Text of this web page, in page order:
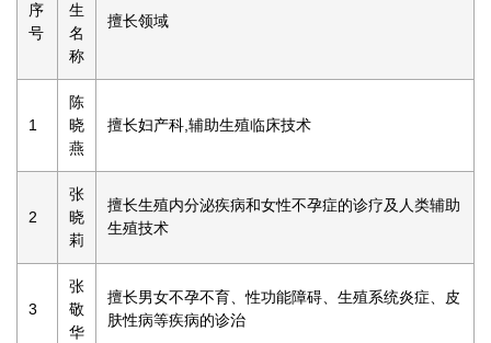
序
号
生
名
称
擅长领域
1
陈
晓
燕
擅长妇产科,辅助生殖临床技术
2
张
晓
莉
擅长生殖内分泌疾病和女性不孕症的诊疗及人类辅助
生殖技术
3
张
敬
华
擅长男女不孕不育、性功能障碍、生殖系统炎症、皮
肤性病等疾病的诊治